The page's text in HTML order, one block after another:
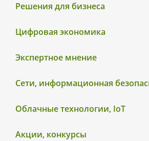
Решения для бизнеса
Цифровая экономика
Экспертное мнение
Сети, информационная
Облачные технологии, IoT
Акции, конкурсы